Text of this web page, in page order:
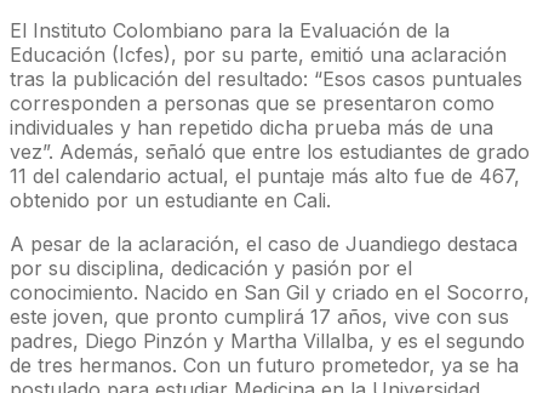
El Instituto Colombiano para la Evaluación de la
Educación (Icfes), por su parte, emitió una aclaración
tras la publicación del resultado: “Esos casos puntuales
corresponden a personas que se presentaron como
individuales y han repetido dicha prueba más de una
vez”. Además, señaló que entre los estudiantes de grado
11 del calendario actual, el puntaje más alto fue de 467,
obtenido por un estudiante en Cali.
A pesar de la aclaración, el caso de Juandiego destaca
por su disciplina, dedicación y pasión por el
conocimiento. Nacido en San Gil y criado en el Socorro,
este joven, que pronto cumplirá 17 años, vive con sus
padres, Diego Pinzón y Martha Villalba, y es el segundo
de tres hermanos. Con un futuro prometedor, ya se ha